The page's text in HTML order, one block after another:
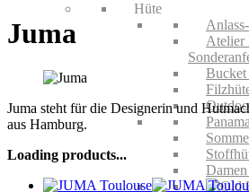
Hüte
Atelier
Bucket
Juma
Juma steht für die Designerin und
aus Hamburg.
Loading products...